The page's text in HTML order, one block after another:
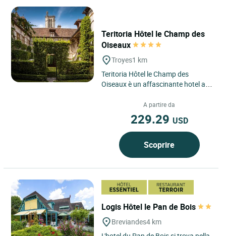
Teritoria Hôtel le Champ des
Oiseaux
Troyes1 km
Teritoria Hôtel le Champ des
Oiseaux è un affascinante hotel a 4
nella regione Grand...
A partire da
229.29 USD
Scoprire
Logis Hôtel le Pan de Bois
Breviandes4 km